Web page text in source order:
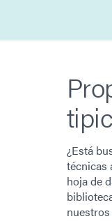
¿Está
técnicas
hoja de